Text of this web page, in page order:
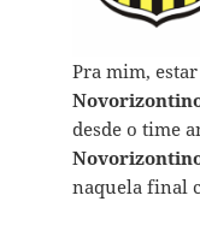
Pra mim,
desde o time
naquela final